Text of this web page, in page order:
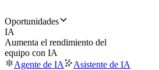
Oportunidades
IA
Aumenta el rendimiento del
equipo con IA
Agente de IA
Asistente de IA